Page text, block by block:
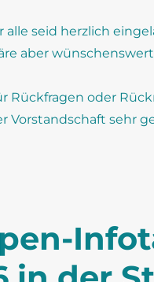
alle seid herzlich
aber
Rückfragen oder
Vorstandschaft sehr